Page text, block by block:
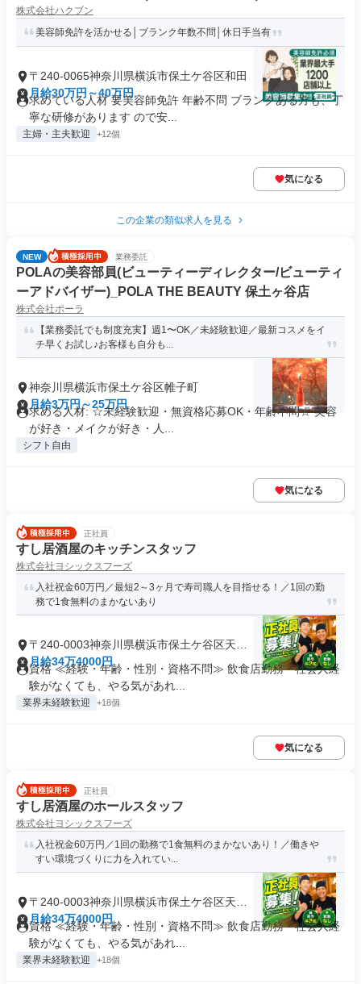
株式会社ハクブン
美容師免許を活かせる│ブランク年数不問│休日手当有
〒240-0065神奈川県横浜市保土ケ谷区和田
月給30万円～40万円
求めている人材 要美容師免許 年齢不問 ブランクある方も、丁
寧な研修があります ので安...
主婦・主夫歓迎 +12個
気になる
この企業の類似求人を見る
NEW 業務委託
POLAの美容部員(ビューティーディレクター/ビューティ
ーアドバイザー)_POLA THE BEAUTY 保土ヶ谷店
株式会社ポーラ
【業務委託でも制度充実】週1〜OK／未経験歓迎／最新コスメをイ
チ早くお試し♪お客様も自分も...
神奈川県横浜市保土ケ谷区帷子町
月給3万円～25万円
求める人材: ☆未経験歓迎・無資格応募OK・年齢不問☆ 美容
が好き・メイクが好き・人...
シフト自由
気になる
正社員
すし居酒屋のキッチンスタッフ
株式会社ヨシックスフーズ
入社祝金60万円／最短2～3ヶ月で寿司職人を目指せる！／1回の勤
務で1食無料のまかないあり
〒240-0003神奈川県横浜市保土ケ谷区天王
町
月給34万4000円
資格 ≪経験・年齢・性別・資格不問≫ 飲食店勤務・社会人経
験がなくても、やる気があれ...
業界未経験歓迎 +18個
気になる
正社員
すし居酒屋のホールスタッフ
株式会社ヨシックスフーズ
入社祝金60万円／1回の勤務で1食無料のまかないあり！／働きや
すい環境づくりに力を入れてい...
〒240-0003神奈川県横浜市保土ケ谷区天王
町
月給34万4000円
資格 ≪経験・年齢・性別・資格不問≫ 飲食店勤務・社会人経
験がなくても、やる気があれ...
業界未経験歓迎 +18個